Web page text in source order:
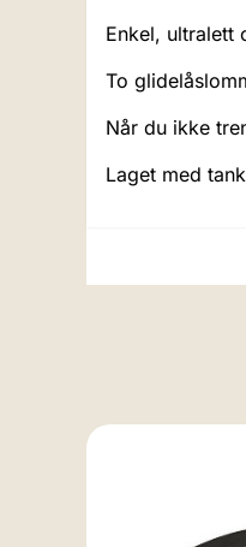
Enkel, ultralett
To
Når du ikke
Laget med